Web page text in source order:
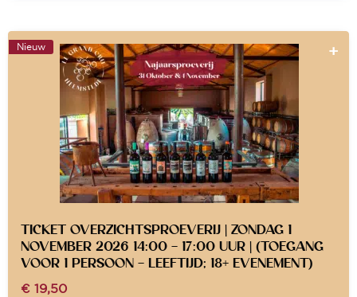
Nieuw
TICKET OVERZICHTSPROEVERIJ | ZONDAG 1
NOVEMBER 2026 14:00 – 17:00 UUR | (TOEGANG
VOOR 1 PERSOON – LEEFTIJD; 18+ EVENEMENT)
€ 19,50